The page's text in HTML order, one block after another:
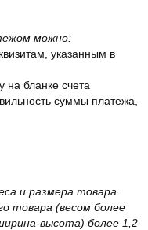
можно:
указанным в
на бланке счета
суммы платежа,
и размера товара.
товара (весом более
высота) более 1,2